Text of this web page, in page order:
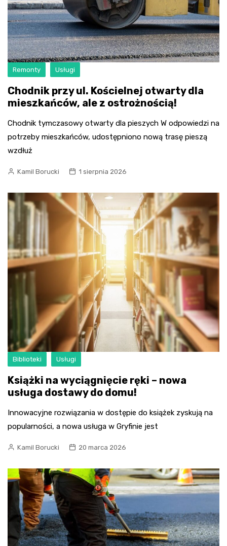
Remonty Usługi
Chodnik przy ul. Kościelnej otwarty dla
mieszkańców, ale z ostrożnością!
Chodnik tymczasowy otwarty dla pieszych W odpowiedzi na
potrzeby mieszkańców, udostępniono nową trasę pieszą
wzdłuż
Kamil Borucki 1 sierpnia 2026
Biblioteki Usługi
Książki na wyciągnięcie ręki – nowa
usługa dostawy do domu!
Innowacyjne rozwiązania w dostępie do książek zyskują na
popularności, a nowa usługa w Gryfinie jest
Kamil Borucki 20 marca 2026